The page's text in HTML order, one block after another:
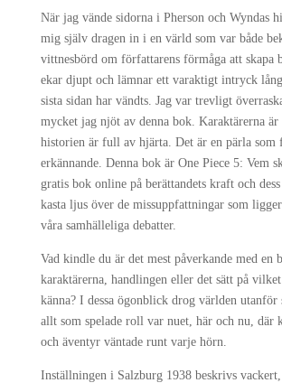
När jag vände sidorna i Pherson och Wyndas
mig själv dragen in i en värld som var både
vittnesbörd om författarens förmåga att skapa
ekar djupt och lämnar ett varaktigt intryck
sista sidan har vändts. Jag var trevligt
mycket jag njöt av denna bok. Karaktärerna är
historien är full av hjärta. Det är en pärla som
erkännande. Denna bok är One Piece 5: Vem
gratis bok online på berättandets kraft och
kasta ljus över de missuppfattningar som
våra samhälleliga debatter.
Vad kindle du är det mest påverkande med en
karaktärerna, handlingen eller det sätt på
känna? I dessa ögonblick drog världen
allt som spelade roll var nuet, här och nu, där
och äventyr väntade runt varje hörn.
Inställningen i Salzburg 1938 beskrivs